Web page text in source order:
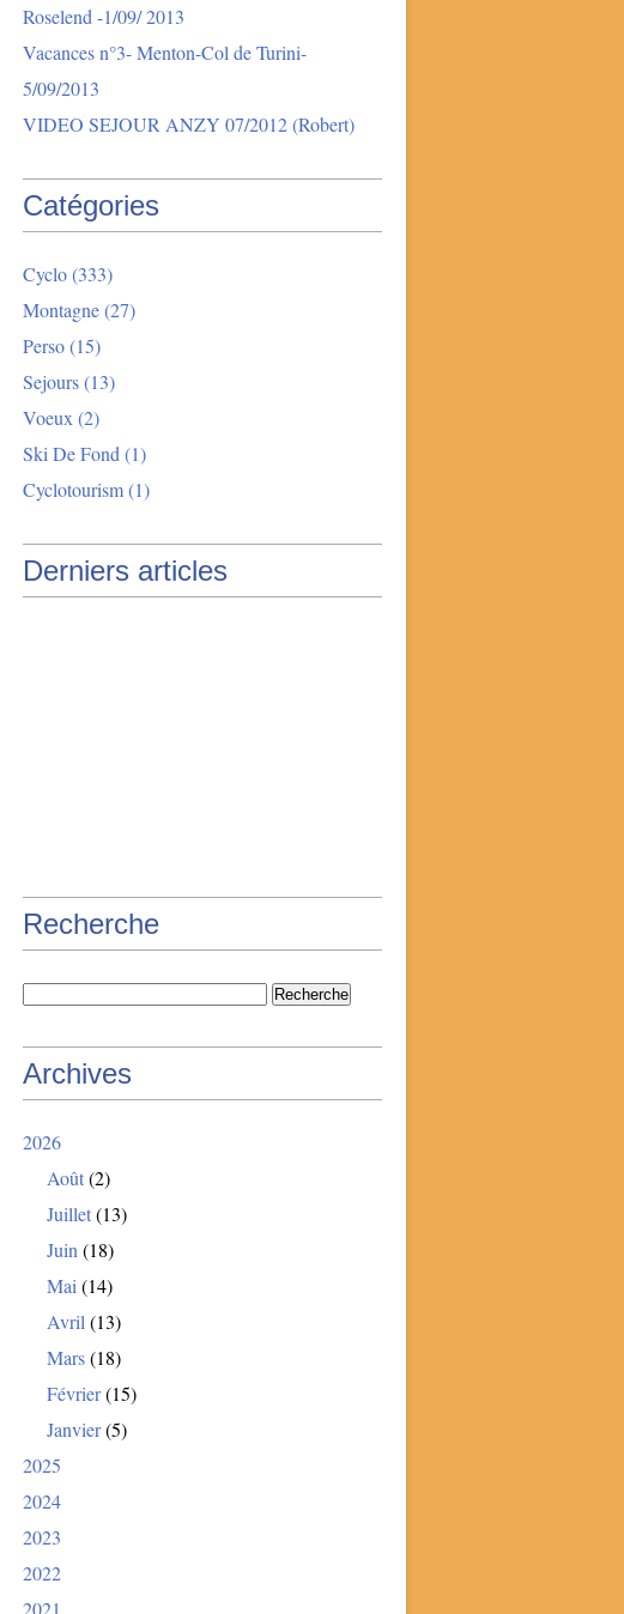
Roselend -1/09/ 2013
Vacances n°3- Menton-Col de Turini-
5/09/2013
VIDEO SEJOUR ANZY 07/2012 (Robert)
Catégories
Cyclo(333)
Montagne(27)
Perso(15)
Sejours(13)
Voeux (2)
Ski De Fond (1)
Cyclotourism(1)
Derniers articles
Recherche
Archives
2026
Août(2)
Juillet(13)
Juin (18)
Mai (14)
Avril (13)
Mars(18)
Février(15)
Janvier(5)
2025
2024
2023
2022
2021